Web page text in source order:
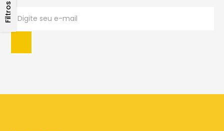
Filtros